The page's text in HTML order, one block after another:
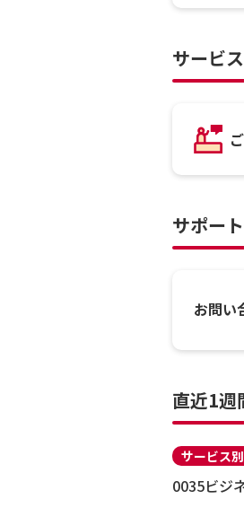
サービ
サポー
お問い
直近1週
サービス
0035ビジ